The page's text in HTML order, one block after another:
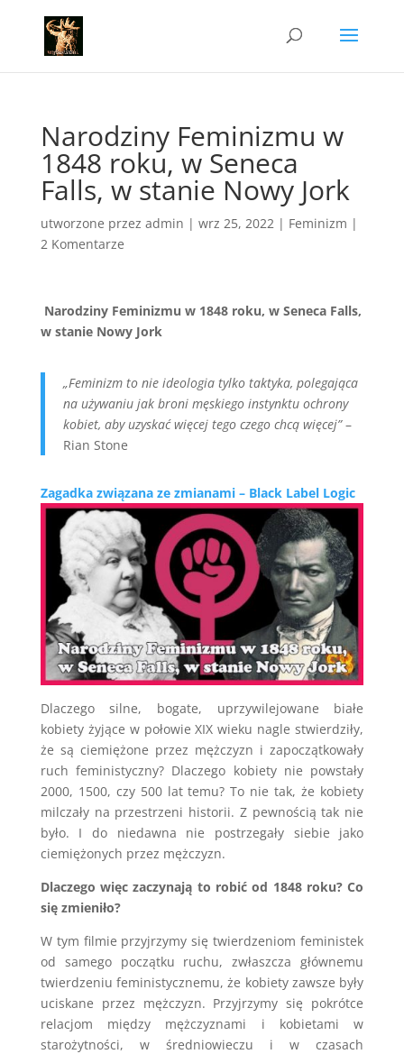
Narodziny Feminizmu w
1848 roku, w Seneca
Falls, w stanie Nowy Jork
utworzone przez admin | wrz 25, 2022| Feminizm |
2 Komentarze
Narodziny Feminizmu w 1848 roku, w Seneca Falls,
w stanie Nowy Jork
„Feminizm to nie ideologia tylko taktyka, polegająca
na używaniu jak broni męskiego instynktu ochrony
kobiet, aby uzyskać więcej tego czego chcą więcej”–
Rian Stone
Zagadka związana ze zmianami – Black Label Logic
Dlaczego silne, bogate, uprzywilejowane białe
kobiety żyjące w połowie XIX wieku nagle stwierdziły,
że są ciemiężone przez mężczyzn i zapoczątkowały
ruch feministyczny? Dlaczego kobiety nie powstały
2000, 1500, czy 500 lat temu? To nie tak, że kobiety
milczały na przestrzeni historii. Z pewnością tak nie
było. I do niedawna nie postrzegały siebie jako
ciemiężonych przez mężczyzn.
Dlaczego więc zaczynają to robić od 1848 roku? Co
się zmieniło?
W tym filmie przyjrzymy się twierdzeniom feministek
od samego początku ruchu, zwłaszcza głównemu
twierdzeniu feministycznemu, że kobiety zawsze były
uciskane przez mężczyzn. Przyjrzymy się pokrótce
relacjom między mężczyznami i kobietami w
starożytności, w średniowieczu i w czasach